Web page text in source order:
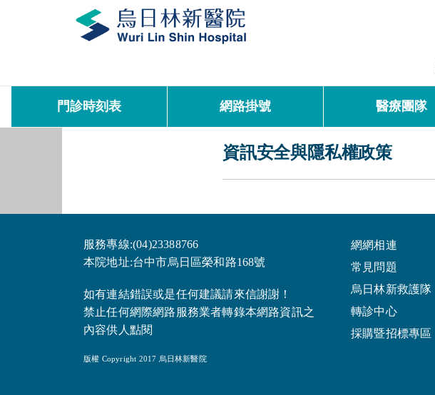
門診時刻表 網路掛號 醫療團隊
資訊安全與隱私權政策
服務專線:(04)23388766
本院地址:台中市烏日區榮和路168號
如有連結錯誤或是任何建議請來信謝謝！
禁止任何網際網路服務業者轉錄本網路資訊之
內容供人點閱
版權 Copyright 2017 烏日林新醫院
網網相連
常見問題
烏日林新救護隊
轉診中心
採購暨招標專區